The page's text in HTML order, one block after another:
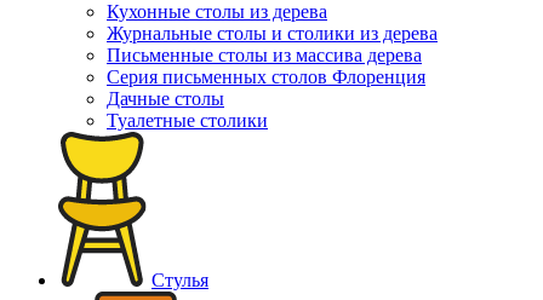
Кухонные столы из дерева
Журнальные столы и столики из дерева
Письменные столы из массива дерева
Серия письменных столов Флоренция
Дачные столы
Туалетные столики
Стулья